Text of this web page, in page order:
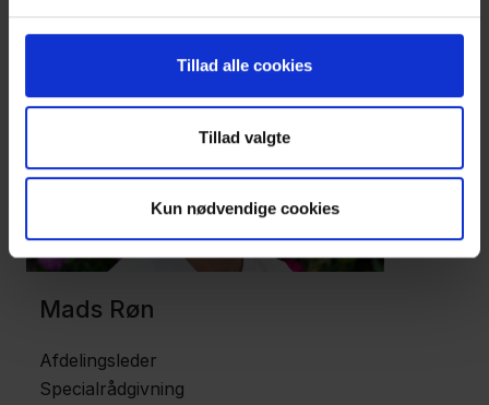
Tillad alle cookies
Tillad valgte
Kun nødvendige cookies
Kontakt
Mads Røn
Afdelingsleder
Specialrådgivning